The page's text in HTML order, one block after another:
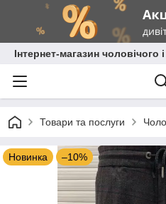
Інтернет-магазин чоловічого
Товари та послуги
Новинка –10%